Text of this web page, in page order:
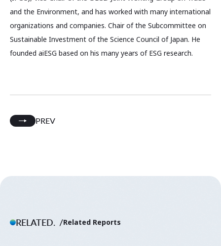
and the Environment, and has worked with many international
organizations and companies. Chair of the Subcommittee on
Sustainable Investment of the Science Council of Japan. He
founded aiESG based on his many years of ESG research.
PREV
RELATED. Related Reports